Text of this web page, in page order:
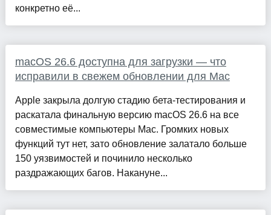
конкретно её...
macOS 26.6 доступна для загрузки — что
исправили в свежем обновлении для Mac
Apple закрыла долгую стадию бета-тестирования и
раскатала финальную версию macOS 26.6 на все
совместимые компьютеры Mac. Громких новых
функций тут нет, зато обновление залатало больше
150 уязвимостей и починило несколько
раздражающих багов. Накануне...